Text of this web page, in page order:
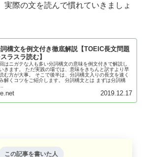
実際の文を読んで慣れていきましょ
構文を例文付き徹底解説【TOEIC長文問題
ラスラ読む】
はニガテな人も多い分詞構文の意味を例文付きで解説し
きます。 ただ実践の場では、意味をきちんと訳すより早
む方が大事。 そこで後半は、分詞構文入りの長文を速く
解くコツをご紹介します。 分詞構文とは まずは分詞構
2019.12.17
この記事を書いた人